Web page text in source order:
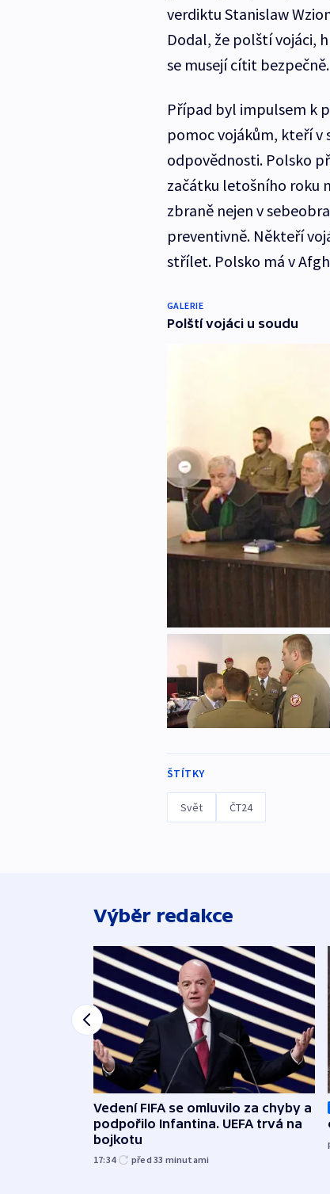
verdiktu Stanislaw
Dodal, že polští vojáci,
se musejí cítit bezpečně.
Případ byl impulsem k
pomoc vojákům, kteří
odpovědnosti. Polsko
začátku letošního roku
zbraně nejen v
preventivně. Někteří
střílet. Polsko má v
GALERIE
Polští vojáci u soudu
ŠTÍTKY
Svět ČT24
Výběr redakce
Vedení FIFA se omluvilo za chyby a
podpořilo Infantina. UEFA trvá na
bojkotu
17:34 před 33 minutami